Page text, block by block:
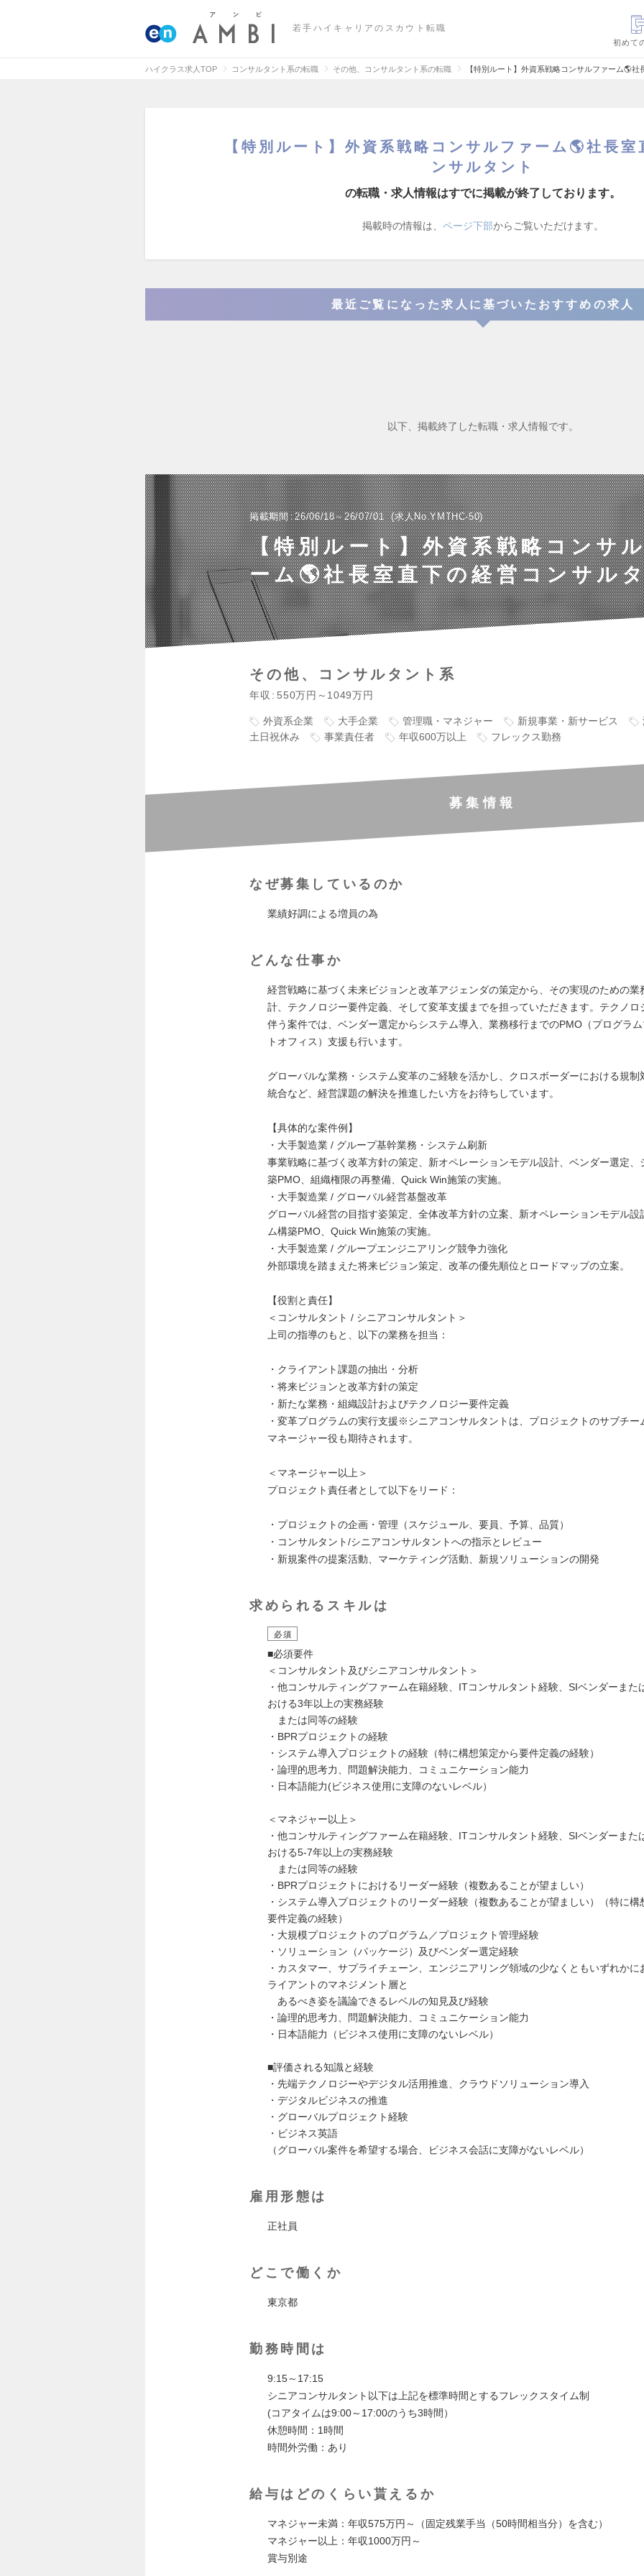
若手ハイキャリアのスカウト転職
初めて
ハイクラス求人TOP コンサルタント系の転職 その他、コンサルタント系の転職 【特別ルート】外資系戦略コンサルファーム🌎
【特別ルート】外資系戦略コンサルファーム🌎社長
ンサルタント
の転職・求人情報はすでに掲載が終了しております。
掲載時の情報は、 ページ下部からご覧いただけます。
最近ご覧になった求人に基づいたおすすめの求人
以下、掲載終了した転職・求人情報です。
掲載期間 26/06/18～26/07/01 求人No.YMTHC-50
【特別ルート】外資系戦略コンサ
ーム🌎社長室直下の経営コンサル
その他、コンサルタント系
年収 550万円～1049万円
外資系企業 大手企業 管理職・マネジャー 新規事業・新サービス
土日祝休み
事業責任者 年収600万以上 フレックス勤務
募集情報
なぜ募集しているのか
業績好調による増員の為
どんな仕事か
経営戦略に基づく未来ビジョンと改革アジェンダの策定から、その実現のための業
計、テクノロジー要件定義、そして変革支援までを担っていただきます。テクノロ
伴う案件では、ベンダー選定からシステム導入、業務移行までのPMO（プログラ
トオフィス）支援も行います。
グローバルな業務・システム変革のご経験を活かし、クロスボーダーにおける規制
統合など、経営課題の解決を推進したい方をお待ちしています。
【具体的な案件例】
・大手製造業 / グループ基幹業務・システム刷新
事業戦略に基づく改革方針の策定、新オペレーションモデル設計、ベンダー選定、
築PMO、組織権限の再整備、Quick Win施策の実施。
・大手製造業 / グローバル経営基盤改革
グローバル経営の目指す姿策定、全体改革方針の立案、新オペレーションモデル設
ム構築PMO、Quick Win施策の実施。
・大手製造業 / グループエンジニアリング競争力強化
外部環境を踏まえた将来ビジョン策定、改革の優先順位とロードマップの立案。
【役割と責任】
＜コンサルタント / シニアコンサルタント＞
上司の指導のもと、以下の業務を担当：
・クライアント課題の抽出・分析
・将来ビジョンと改革方針の策定
・新たな業務・組織設計およびテクノロジー要件定義
・変革プログラムの実行支援※シニアコンサルタントは、プロジェクトのサブチー
マネージャー役も期待されます。
＜マネージャー以上＞
プロジェクト責任者として以下をリード：
・プロジェクトの企画・管理（スケジュール、要員、予算、品質）
・コンサルタント/シニアコンサルタントへの指示とレビュー
・新規案件の提案活動、マーケティング活動、新規ソリューションの開発
求められるスキルは
必須
■必須要件
＜コンサルタント及びシニアコンサルタント＞
・他コンサルティングファーム在籍経験、ITコンサルタント経験、SIベンダーまた
おける3年以上の実務経験
または同等の経験
・BPRプロジェクトの経験
・システム導入プロジェクトの経験（特に構想策定から要件定義の経験）
・論理的思考力、問題解決能力、コミュニケーション能力
・日本語能力(ビジネス使用に支障のないレベル）
＜マネジャー以上＞
・他コンサルティングファーム在籍経験、ITコンサルタント経験、SIベンダーまた
おける5-7年以上の実務経験
または同等の経験
・BPRプロジェクトにおけるリーダー経験（複数あることが望ましい）
・システム導入プロジェクトのリーダー経験（複数あることが望ましい）（特に構
要件定義の経験）
・大規模プロジェクトのプログラム／プロジェクト管理経験
・ソリューション（パッケージ）及びベンダー選定経験
・カスタマー、サプライチェーン、エンジニアリング領域の少なくともいずれかに
ライアントのマネジメント層と
あるべき姿を議論できるレベルの知見及び経験
・論理的思考力、問題解決能力、コミュニケーション能力
・日本語能力（ビジネス使用に支障のないレベル）
■評価される知識と経験
・先端テクノロジーやデジタル活用推進、クラウドソリューション導入
・デジタルビジネスの推進
・グローバルプロジェクト経験
・ビジネス英語
（グローバル案件を希望する場合、ビジネス会話に支障がないレベル）
雇用形態は
正社員
どこで働くか
東京都
勤務時間は
9:15～17:15
シニアコンサルタント以下は上記を標準時間とするフレックスタイム制
(コアタイムは9:00～17:00のうち3時間）
休憩時間：1時間
時間外労働：あり
給与はどのくらい貰えるか
マネジャー未満：年収575万円～（固定残業手当（50時間相当分）を含む）
マネジャー以上：年収1000万円～
賞与別途